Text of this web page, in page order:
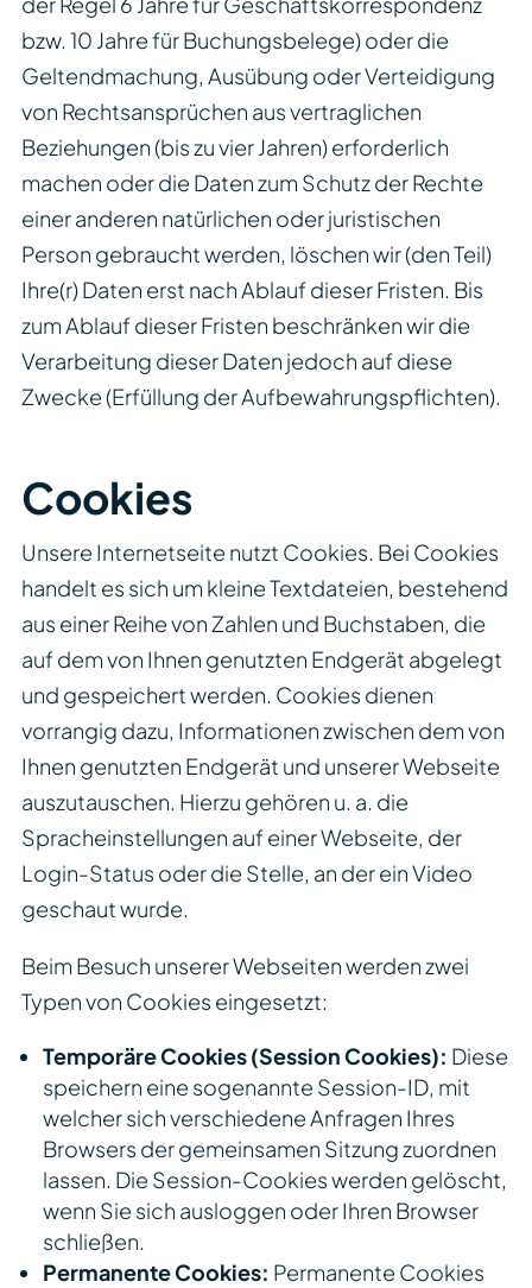
bzw. 10 Jahre für Buchungsbelege) oder die
Geltendmachung, Ausübung oder Verteidigung
von Rechtsansprüchen aus vertraglichen
Beziehungen (bis zu vier Jahren) erforderlich
machen oder die Daten zum Schutz der Rechte
einer anderen natürlichen oder juristischen
Person gebraucht werden, löschen wir (den Teil)
Ihre(r) Daten erst nach Ablauf dieser Fristen. Bis
zum Ablauf dieser Fristen beschränken wir die
Verarbeitung dieser Daten jedoch auf diese
Zwecke (Erfüllung der Aufbewahrungspflichten).
Cookies
Unsere Internetseite nutzt Cookies. Bei Cookies
handelt es sich um kleine Textdateien, bestehend
aus einer Reihe von Zahlen und Buchstaben, die
auf dem von Ihnen genutzten Endgerät abgelegt
und gespeichert werden. Cookies dienen
vorrangig dazu, Informationen zwischen dem von
Ihnen genutzten Endgerät und unserer Webseite
auszutauschen. Hierzu gehören u. a. die
Spracheinstellungen auf einer Webseite, der
Login-Status oder die Stelle, an der ein Video
geschaut wurde.
Beim Besuch unserer Webseiten werden zwei
Typen von Cookies eingesetzt:
Temporäre Cookies (Session Cookies): Diese
speichern eine sogenannte Session-ID, mit
welcher sich verschiedene Anfragen Ihres
Browsers der gemeinsamen Sitzung zuordnen
lassen. Die Session-Cookies werden gelöscht,
wenn Sie sich ausloggen oder Ihren Browser
schließen.
Permanente Cookies: Permanente Cookies